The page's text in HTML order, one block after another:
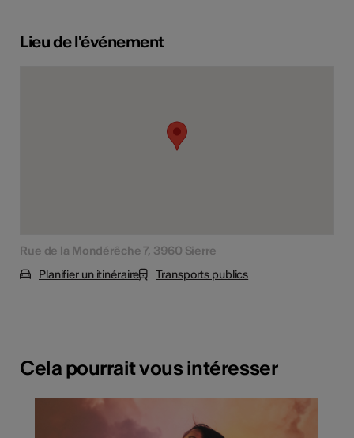
Lieu de l'événement
Rue de la Mondérêche 7, 3960 Sierre
Planifier un itinéraire
Transports publics
Cela pourrait vous intéresser